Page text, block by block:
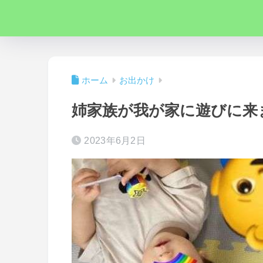
ホーム お出かけ
姉家族が我が家に遊びに
2023年6月2日